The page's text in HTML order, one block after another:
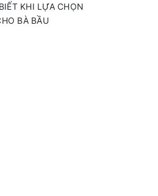
KHI LỰA CHỌN
BÀ BẦU